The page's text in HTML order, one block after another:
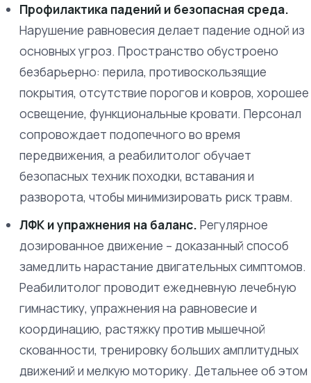
Профилактика падений и безопасная среда.
Нарушение равновесия делает падение одной из
основных угроз. Пространство обустроено
безбарьерно: перила, противоскользящие
покрытия, отсутствие порогов и ковров, хорошее
освещение, функциональные кровати. Персонал
сопровождает подопечного во время
передвижения, а реабилитолог обучает
безопасных техник походки, вставания и
разворота, чтобы минимизировать риск травм.
ЛФК и упражнения на баланс. Регулярное
дозированное движение – доказанный способ
замедлить нарастание двигательных симптомов.
Реабилитолог проводит ежедневную лечебную
гимнастику, упражнения на равновесие и
координацию, растяжку против мышечной
скованности, тренировку больших амплитудных
движений и мелкую моторику. Детальнее об этом